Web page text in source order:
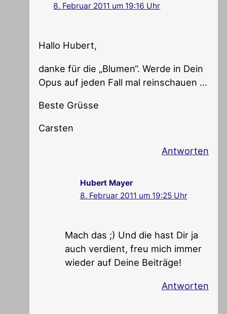
8. Februar 2011 um 19:16 Uhr
Hallo Hubert,
danke für die „Blumen“. Werde in Dein
Opus auf jeden Fall mal reinschauen …
Beste Grüsse
Carsten
Antworten
Hubert Mayer
8. Februar 2011 um 19:25 Uhr
Mach das ;) Und die hast Dir ja
auch verdient, freu mich immer
wieder auf Deine Beiträge!
Antworten